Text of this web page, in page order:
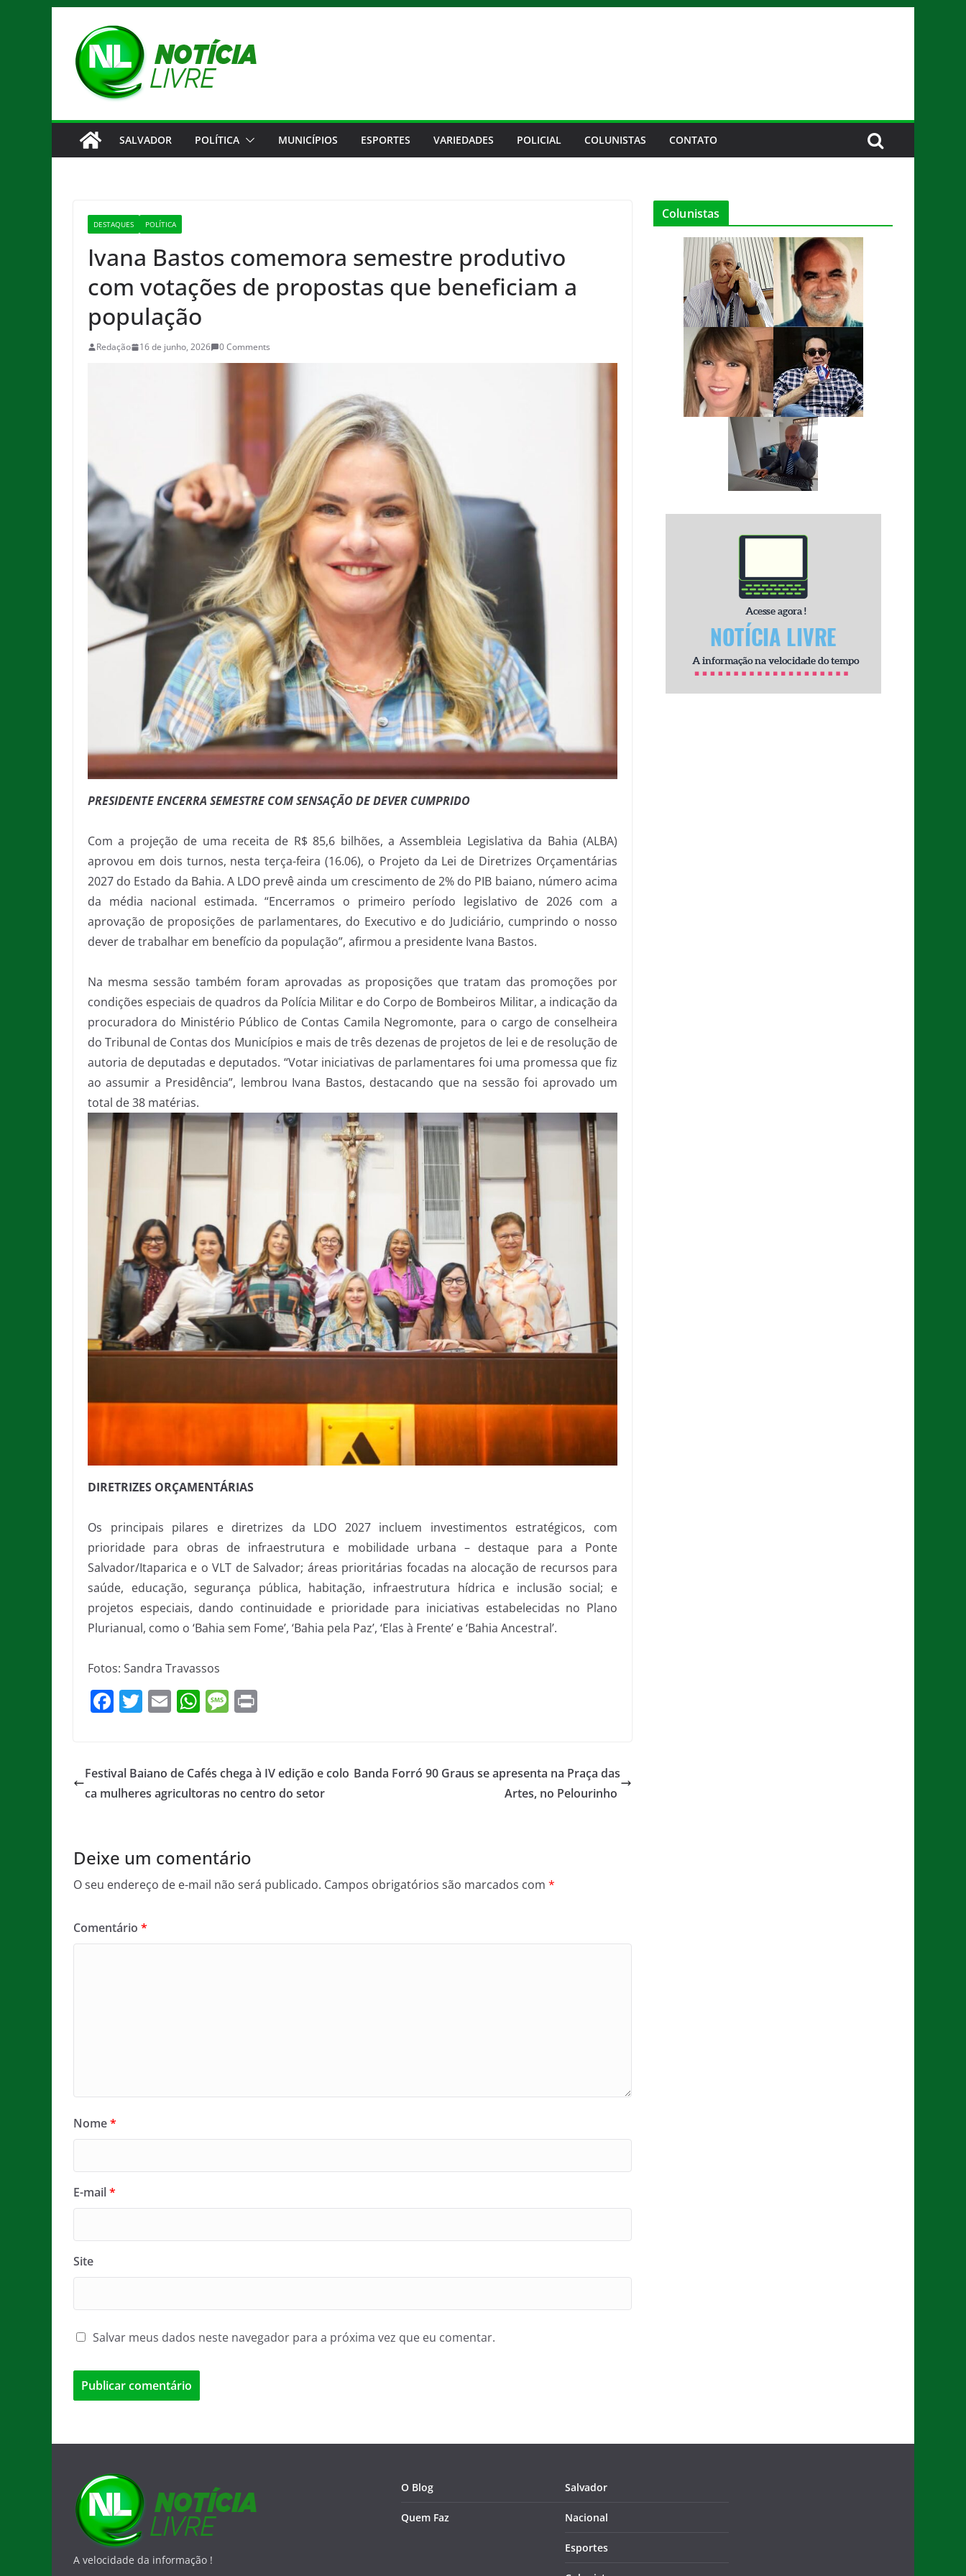
conteúdo
SALVADOR POLÍTICA MUNICÍPIOS ESPORTES VARIEDADES POLICIAL COLUNISTAS CONTATO
DESTAQUES POLÍTICA
Ivana Bastos comemora semestre produtivo
com votações de propostas que beneficiam a
população
Redação 16 de junho, 2026 0 Comments
PRESIDENTE ENCERRA SEMESTRE COM SENSAÇÃO DE DEVER CUMPRIDO
Com a projeção de uma receita de R$ 85,6 bilhões, a Assembleia Legislativa da Bahia (ALBA)
aprovou em dois turnos, nesta terça-feira (16.06), o Projeto da Lei de Diretrizes Orçamentárias
2027 do Estado da Bahia. A LDO prevê ainda um crescimento de 2% do PIB baiano, número acima
da média nacional estimada. “Encerramos o primeiro período legislativo de 2026 com a
aprovação de proposições de parlamentares, do Executivo e do Judiciário, cumprindo o nosso
dever de trabalhar em benefício da população”, afirmou a presidente Ivana Bastos.
Na mesma sessão também foram aprovadas as proposições que tratam das promoções por
condições especiais de quadros da Polícia Militar e do Corpo de Bombeiros Militar, a indicação da
procuradora do Ministério Público de Contas Camila Negromonte, para o cargo de conselheira
do Tribunal de Contas dos Municípios e mais de três dezenas de projetos de lei e de resolução de
autoria de deputadas e deputados. “Votar iniciativas de parlamentares foi uma promessa que fiz
ao assumir a Presidência”, lembrou Ivana Bastos, destacando que na sessão foi aprovado um
total de 38 matérias.
DIRETRIZES ORÇAMENTÁRIAS
Os principais pilares e diretrizes da LDO 2027 incluem investimentos estratégicos, com
prioridade para obras de infraestrutura e mobilidade urbana – destaque para a Ponte
Salvador/Itaparica e o VLT de Salvador; áreas prioritárias focadas na alocação de recursos para
saúde, educação, segurança pública, habitação, infraestrutura hídrica e inclusão social; e
projetos especiais, dando continuidade e prioridade para iniciativas estabelecidas no Plano
Plurianual, como o ‘Bahia sem Fome’, ‘Bahia pela Paz’, ‘Elas à Frente’ e ‘Bahia Ancestral’.
Fotos: Sandra Travassos
F
a
e
b
k
T
w
er
E
m
l
W
h
s
A
M
e
a
g
​Festival Baiano de Cafés chega à IV edição e colo
ca mulheres agricultoras no centro do setor
Banda Forró 90 Graus se apresenta na Praça das
Artes, no Pelourinho
Deixe um comentário
O seu endereço de e-mail não será publicado. Campos obrigatórios são marcados com *
Comentário *
Nome*
E-mail*
Site
Salvar meus dados neste navegador para a próxima vez que eu comentar.
Colunistas
A velocidade da informação !
O Blog
Quem Faz
Salvador
Nacional
Esportes